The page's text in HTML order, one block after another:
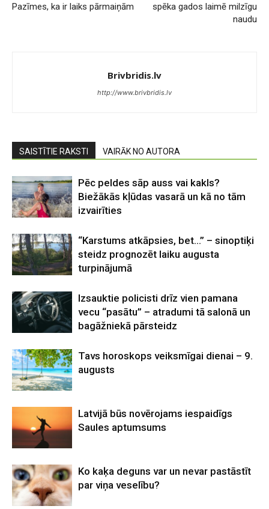
Pazīmes, ka ir laiks pārmaiņām
spēka gados laimē milzīgu
naudu
Brivbridis.lv
http://www.brivbridis.lv
SAISTĪTIE RAKSTI VAIRĀK NO AUTORA
Pēc peldes sāp auss vai kakls?
Biežākās kļūdas vasarā un kā no tām
izvairīties
“Karstums atkāpsies, bet…” – sinoptiķi
steidz prognozēt laiku augusta
turpinājumā
Izsauktie policisti drīz vien pamana
vecu “pasātu” – atradumi tā salonā un
bagāžniekā pārsteidz
Tavs horoskops veiksmīgai dienai – 9.
augusts
Latvijā būs novērojams iespaidīgs
Saules aptumsums
Ko kaķa deguns var un nevar pastāstīt
par viņa veselību?